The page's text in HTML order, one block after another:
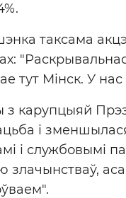
таксама
тут Мінск. У нас
карупцыяй
і
і службовымі